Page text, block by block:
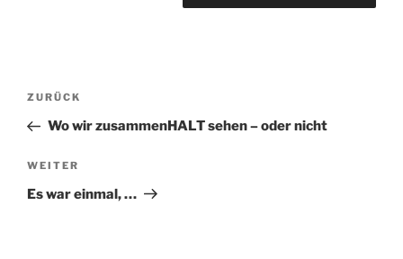
Beitragsnavigation
Vorheriger
Beitrag
ZURÜCK
Wo wir zusammenHALT sehen – oder nicht
Nächster
Beitrag
WEITER
Es war einmal, …